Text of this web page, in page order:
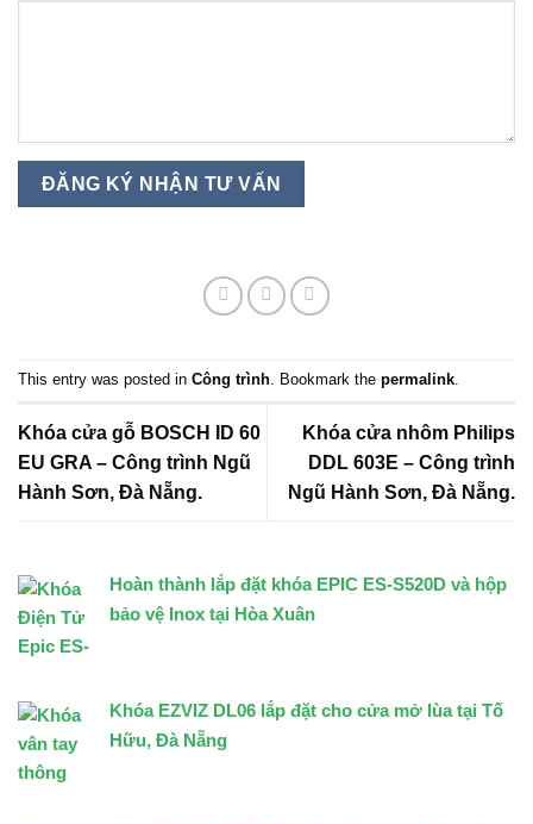
Hoàn thành lắp đặt khóa EPIC ES-S520D và hộp
bảo vệ Inox tại Hòa Xuân
Khóa EZVIZ DL06 lắp đặt cho cửa mở lùa tại Tố
Hữu, Đà Nẵng
This entry was posted in Công trình. Bookmark the permalink.
Khóa cửa gỗ BOSCH ID 60
EU GRA – Công trình Ngũ
Hành Sơn, Đà Nẵng.
Khóa cửa nhôm Philips
DDL 603E – Công trình
Ngũ Hành Sơn, Đà Nẵng.